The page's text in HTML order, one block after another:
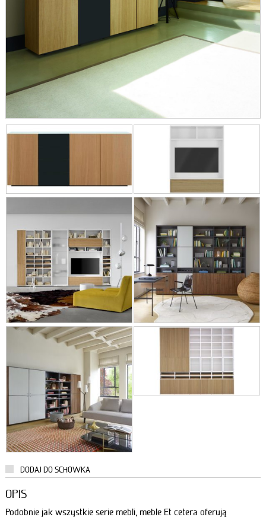
DODAJ DO SCHOWKA
OPIS
Podobnie jak wszystkie serie mebli, meble Et cetera oferują